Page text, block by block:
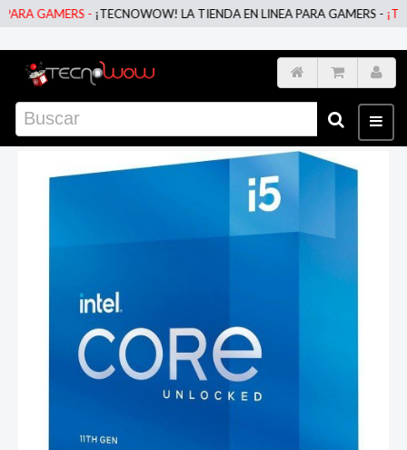
GAMERS -¡TECNOWOW! LA TIENDA EN LINEA PARA GAMERS -